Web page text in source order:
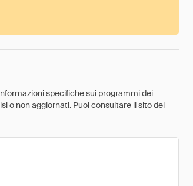
specifiche sui programmi dei
o non aggiornati. Puoi consultare il sito del